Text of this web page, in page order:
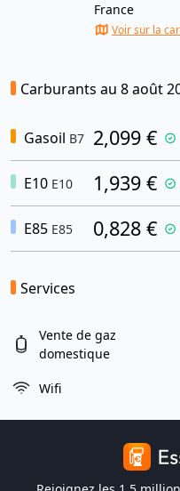
France
Voir sur la
Carburants au 8 août
Gasoil B7 2,099 €
E10 E10 1,939 €
E85 E85 0,828 €
Services
Vente de gaz
domestique
Wifi